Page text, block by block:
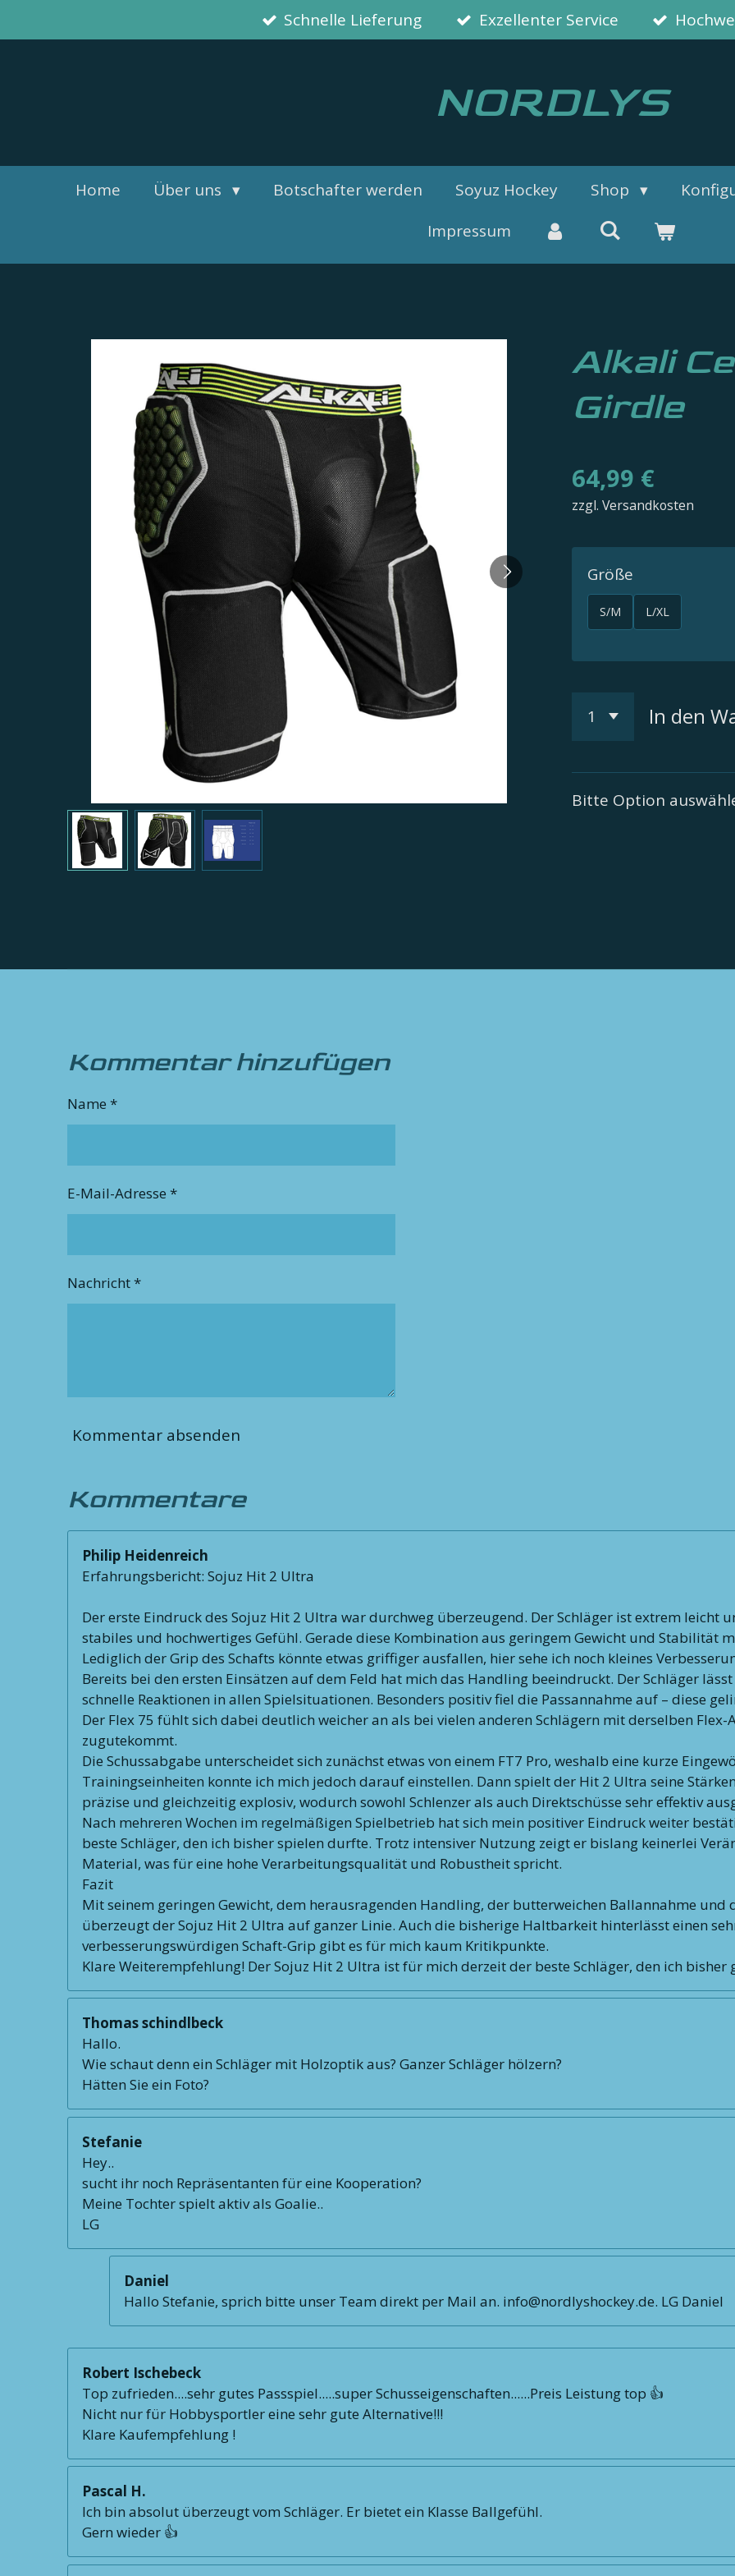
Hauptinhalt
Schnelle Lieferung Exzellenter Service
NORDLYS
Home Über uns Botschafter werden Soyuz Hockey Shop
Impressum
Alkali
Girdle
64,99 €
zzgl. Versandkosten
Größe
S/M L/XL
In den
Bitte Option
Kommentar hinzufügen
Name *
E-Mail-Adresse *
Nachricht *
Kommentar absenden
Kommentare
Philip Heidenreich
Erfahrungsbericht: Sojuz Hit 2 Ultra
Der erste Eindruck des Sojuz Hit 2 Ultra war durchweg überzeugend. Der Schläger ist extrem leicht
stabiles und hochwertiges Gefühl. Gerade diese Kombination aus geringem Gewicht und Stabilität
Lediglich der Grip des Schafts könnte etwas griffiger ausfallen, hier sehe ich noch kleines
Bereits bei den ersten Einsätzen auf dem Feld hat mich das Handling beeindruckt. Der Schläger
schnelle Reaktionen in allen Spielsituationen. Besonders positiv fiel die Passannahme auf – diese
Der Flex 75 fühlt sich dabei deutlich weicher an als bei vielen anderen Schlägern mit derselben
zugutekommt.
Die Schussabgabe unterscheidet sich zunächst etwas von einem FT7 Pro, weshalb eine kurze
Trainingseinheiten konnte ich mich jedoch darauf einstellen. Dann spielt der Hit 2 Ultra seine
präzise und gleichzeitig explosiv, wodurch sowohl Schlenzer als auch Direktschüsse sehr effektiv
Nach mehreren Wochen im regelmäßigen Spielbetrieb hat sich mein positiver Eindruck weiter
beste Schläger, den ich bisher spielen durfte. Trotz intensiver Nutzung zeigt er bislang keinerlei
Material, was für eine hohe Verarbeitungsqualität und Robustheit spricht.
Fazit
Mit seinem geringen Gewicht, dem herausragenden Handling, der butterweichen Ballannahme und
überzeugt der Sojuz Hit 2 Ultra auf ganzer Linie. Auch die bisherige Haltbarkeit hinterlässt einen
verbesserungswürdigen Schaft-Grip gibt es für mich kaum Kritikpunkte.
Klare Weiterempfehlung! Der Sojuz Hit 2 Ultra ist für mich derzeit der beste Schläger, den ich bisher
Thomas schindlbeck
Hallo.
Wie schaut denn ein Schläger mit Holzoptik aus? Ganzer Schläger hölzern?
Hätten Sie ein Foto?
Stefanie
Hey..
sucht ihr noch Repräsentanten für eine Kooperation?
Meine Tochter spielt aktiv als Goalie..
LG
Daniel
Hallo Stefanie, sprich bitte unser Team direkt per Mail an. info@nordlyshockey.de. LG Daniel
Robert Ischebeck
Top zufrieden....sehr gutes Passspiel.....super Schusseigenschaften......Preis Leistung top 👍
Nicht nur für Hobbysportler eine sehr gute Alternative!!!
Klare Kaufempfehlung !
Pascal H.
Ich bin absolut überzeugt vom Schläger. Er bietet ein Klasse Ballgefühl.
Gern wieder 👍